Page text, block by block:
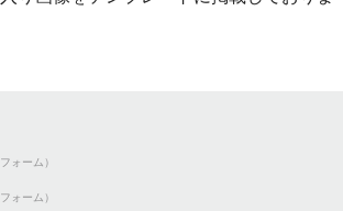
ォーム）
ォーム）